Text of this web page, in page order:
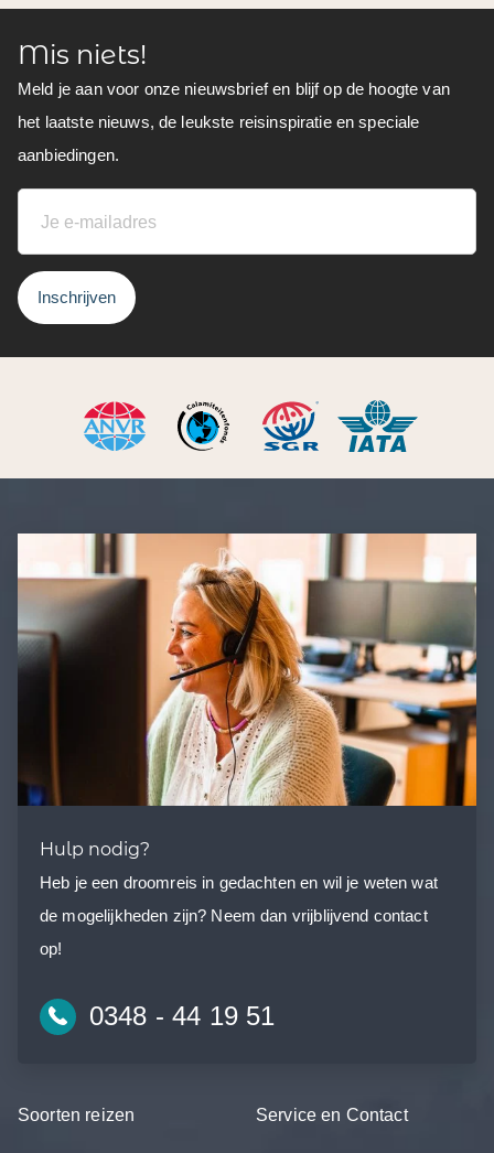
Mis niets!
Meld je aan voor onze nieuwsbrief en blijf op de hoogte van
het laatste nieuws, de leukste reisinspiratie en speciale
aanbiedingen.
Inschrijven
Hulp nodig?
Heb je een droomreis in gedachten en wil je weten wat
de mogelijkheden zijn? Neem dan vrijblijvend contact
op!
0348 - 44 19 51
Soorten reizen Service en Contact